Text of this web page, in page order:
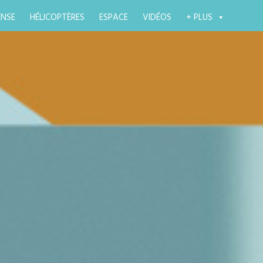
HÉLICOPTÈRES ESPACE VIDÉOS + PLUS